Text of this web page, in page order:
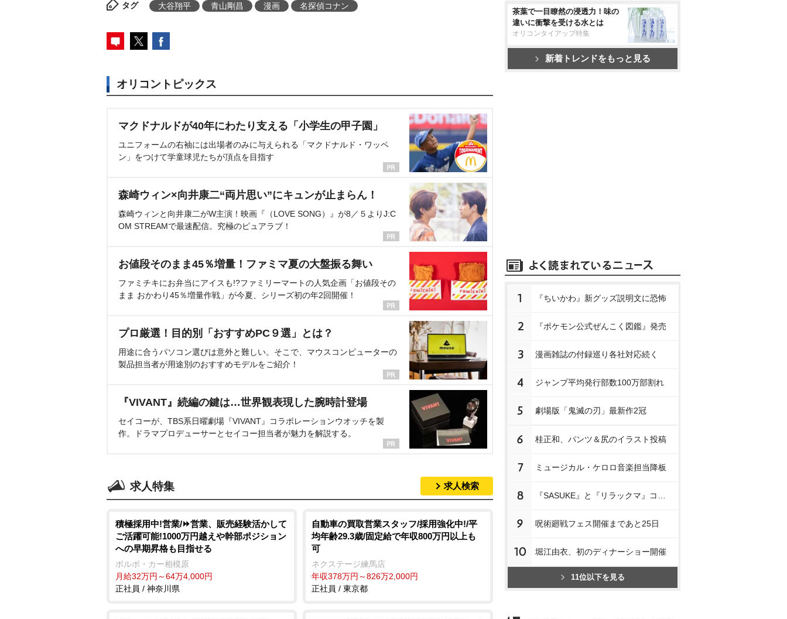
タグ 大谷翔平 青山剛昌 漫画 名探偵コナン
オリコントピックス
マクドナルドが40年にわたり支える「小学生の甲子園」
ユニフォームの右袖には出場者のみに与えられる「マクドナルド・ワッペ
ン」をつけて学童球児たちが頂点を目指す
森崎ウィン×向井康二“両片思い”にキュンが止まらん！
森崎ウィンと向井康二がW主演！映画『（LOVE SONG）』が8／５よりJ:C
OM STREAMで最速配信。究極のピュアラブ！
お値段そのまま45％増量！ファミマ夏の大盤振る舞い
ファミチキにお弁当にアイスも!?ファミリーマートの人気企画「お値段その
まま おかわり45％増量作戦」が今夏、シリーズ初の年2回開催！
プロ厳選！目的別「おすすめPC９選」とは？
用途に合うパソコン選びは意外と難しい。そこで、マウスコンピューターの
製品担当者が用途別のおすすめモデルをご紹介！
『VIVANT』続編の鍵は…世界観表現した腕時計登場
セイコーが、TBS系日曜劇場『VIVANT』コラボレーションウオッチを製
作。ドラマプロデューサーとセイコー担当者が魅力を解説する。
求人特集 求人検索
積極採用中!営業/⏩️営業、販売経験活かして
ご活躍可能!1000万円越えや幹部ポジション
への早期昇格も目指せる
ボルボ・カー相模原
月給32万円～64万4,000円
正社員 / 神奈川県
自動車の買取営業スタッフ/採用強化中!/平
均年齢29.3歳/固定給で年収800万円以上も
可
ネクステージ練馬店
年収378万円～826万2,000円
正社員 / 東京都
茶葉で一目瞭然の浸透力！味の
違いに衝撃を受ける水とは
オリコンタイアップ特集
新着トレンドをもっと見る
1 『ちいかわ』新グッズ説明文に恐怖
2 『ポケモン公式ぜんこく図鑑』発売
3 漫画雑誌の付録巡り各社対応続く
4 ジャンプ平均発行部数100万部割れ
5 劇場版「鬼滅の刃」最新作2冠
6 桂正和、パンツ＆尻のイラスト投稿
7 ミュージカル・ケロロ音楽担当降板
8
9 呪術廻戦フェス開催まであと25日
10 堀江由衣、初のディナーショー開催
11位以下を見る